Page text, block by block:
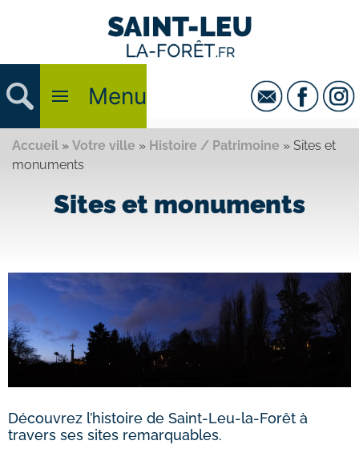
Menu
Accueil » Votre ville » Histoire / Patrimoine » Sites et
monuments
Sites et monuments
Découvrez l’histoire de Saint-Leu-la-Forêt à
travers ses sites remarquables.